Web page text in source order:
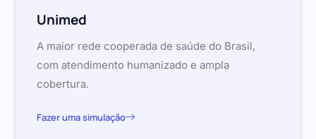
Unimed
A maior rede cooperada de saúde do Brasil,
com atendimento humanizado e ampla
cobertura.
Fazer uma simulação